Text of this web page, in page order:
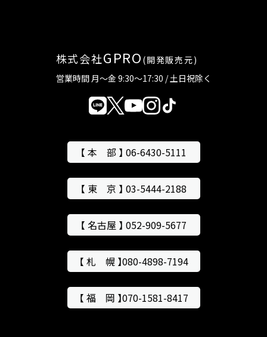
株式会社GPRO (開発販売元)
営業時間 月～金 9:30～17:30 / 土日祝除く
【 本 部 】 06-6430-5111
【 東 京 】 03-5444-2188
【 名古屋 】 052-909-5677
【 札 幌 】080-4898-7194
【 福 岡 】070-1581-8417